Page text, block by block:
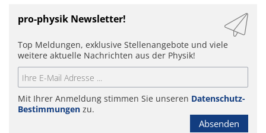
pro-physik Newsletter!
Top Meldungen, exklusive Stellenangebote und viele
weitere aktuelle Nachrichten aus der Physik!
Mit Ihrer Anmeldung stimmen Sie unseren Datenschutz-
Bestimmungen zu.
Absenden